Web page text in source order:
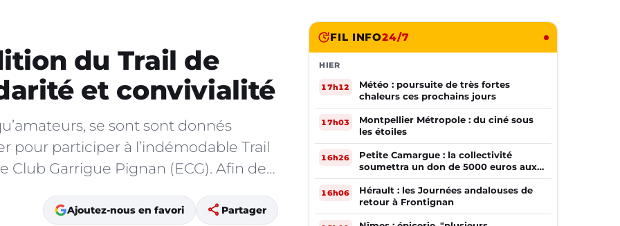
du Trail de
et convivialité
se sont sont donnés
pour participer à l’indémodable Trail
Club Garrigue Pignan (ECG). Afin de…
Ajoutez-nous en favori share Partager
FIL INFO24/7
HIER
17h12
Météo : poursuite de très fortes
chaleurs ces prochains jours
17h03
Montpellier Métropole : du ciné sous
les étoiles
16h26
Petite Camargue : la collectivité
soumettra un don de 5000 euros aux
sinistrés de la Gironde
16h06
Hérault : les Journées andalouses de
retour à Frontignan